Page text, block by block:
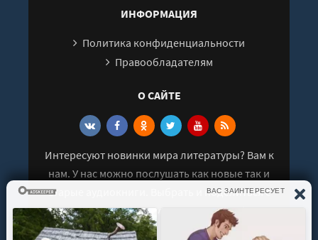
ИНФОРМАЦИЯ
Политика конфиденциальности
Правообладателям
О САЙТЕ
Интересуют новинки мира литературы? Вам к
нам. У нас можно послушать как новые так и
старые аудиокниги. Выбрать и поделиться с
друзьями лучшими аудиокнигами!